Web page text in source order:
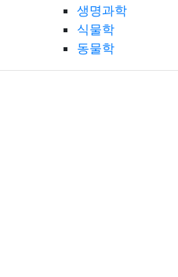
생명과학
식물학
동물학